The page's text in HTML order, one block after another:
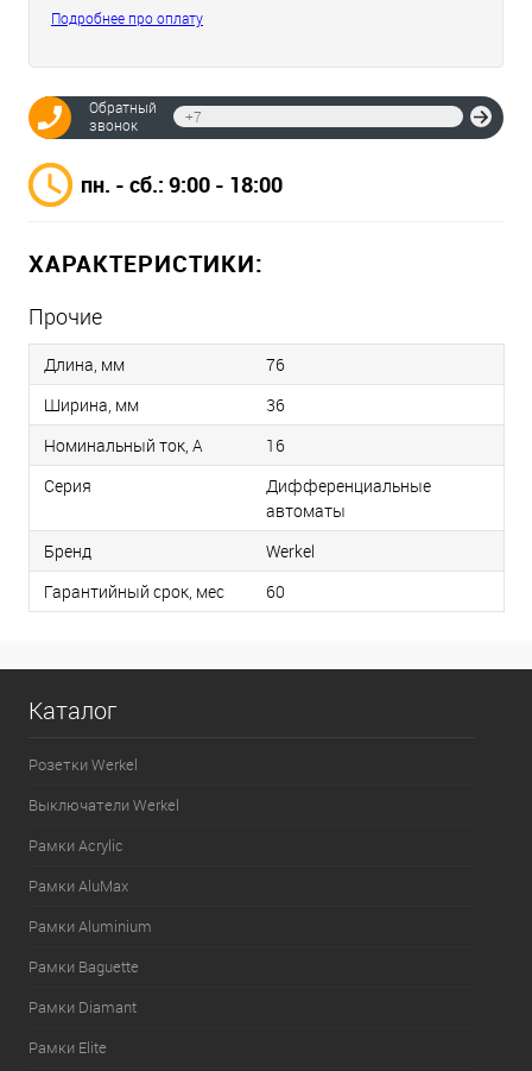
Подробнее про оплату
Обратный
звонок
пн. - сб.: 9:00 - 18:00
ХАРАКТЕРИСТИКИ:
Прочие
Длина, мм
76
Ширина, мм
36
Номинальный ток, А
16
Серия
Дифференциальные
автоматы
Бренд
Werkel
Гарантийный срок, мес
60
Каталог
Розетки Werkel
Выключатели Werkel
Рамки Acrylic
Рамки AluMax
Рамки Aluminium
Рамки Baguette
Рамки Diamant
Рамки Elite